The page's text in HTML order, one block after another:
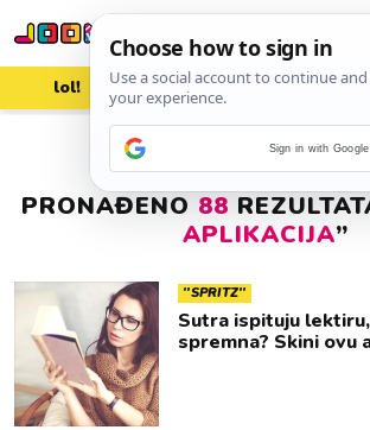
lol! aww vrh!
PRONAĐENO 88
APLIKACIJA”
''SPRITZ''
Sutra ispituju
spremna? Skini ovu
Sign in with Google